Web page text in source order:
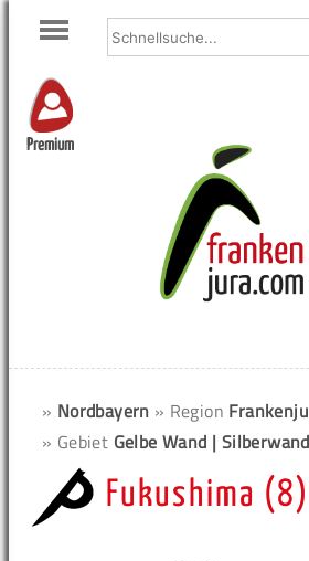
Premium
» Nordbayern » Region
» Gebiet Gelbe Wand | Silberwand
Fukushima (8)